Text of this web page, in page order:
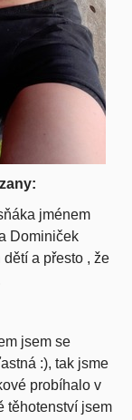
jménem
Dominiček
a přesto , že
jsem se
:), tak jsme
probíhalo v
těhotenství jsem